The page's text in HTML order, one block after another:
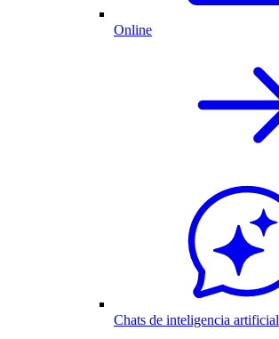
Online
Chats de inteligencia artificial